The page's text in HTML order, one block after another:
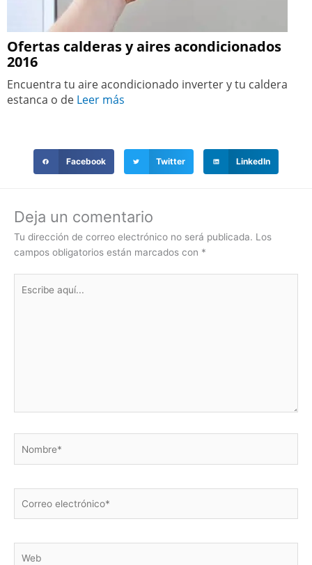
Ofertas calderas y aires acondicionados
2016
Encuentra tu aire acondicionado inverter y tu caldera
estanca o de Leer más
Facebook Twitter LinkedIn
Deja un comentario
Tu dirección de correo electrónico no será publicada. Los
campos obligatorios están marcados con *
aquí...
electrónico*